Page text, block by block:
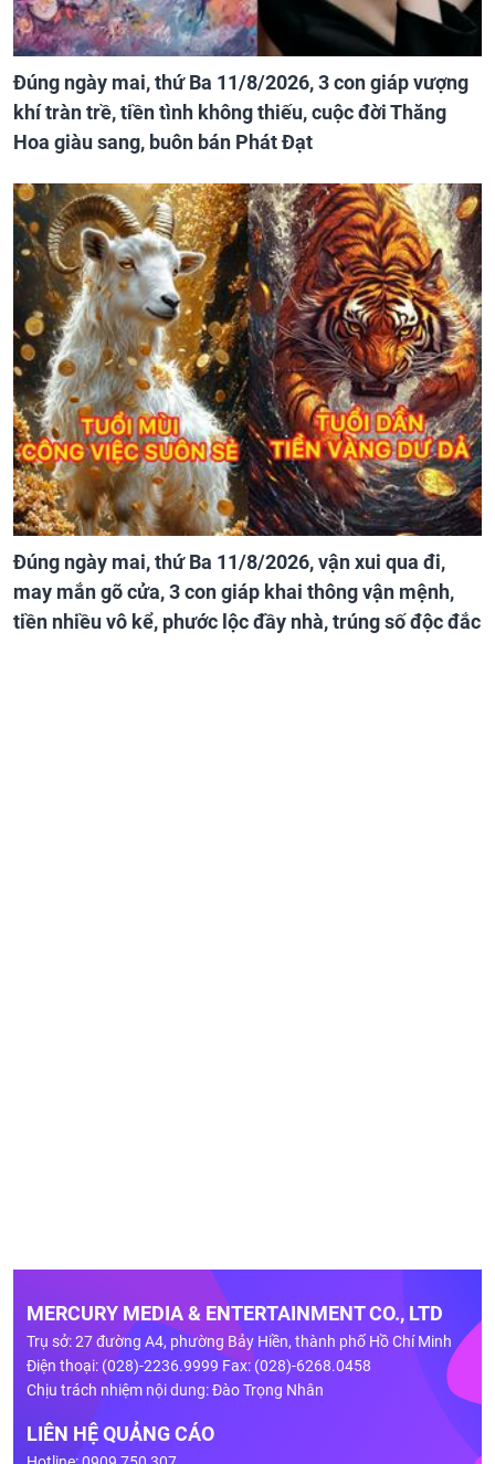
Đúng ngày mai, thứ Ba 11/8/2026, 3 con giáp vượng
khí tràn trề, tiền tình không thiếu, cuộc đời Thăng
Hoa giàu sang, buôn bán Phát Đạt
Đúng ngày mai, thứ Ba 11/8/2026, vận xui qua đi,
may mắn gõ cửa, 3 con giáp khai thông vận mệnh,
tiền nhiều vô kể, phước lộc đầy nhà, trúng số độc đắc
MERCURY MEDIA & ENTERTAINMENT CO., LTD
Trụ sở: 27 đường A4, phường Bảy Hiền, thành phố Hồ Chí Minh
Điện thoại: (028)-2236.9999 Fax: (028)-6268.0458
Chịu trách nhiệm nội dung: Đào Trọng Nhân
LIÊN HỆ QUẢNG CÁO